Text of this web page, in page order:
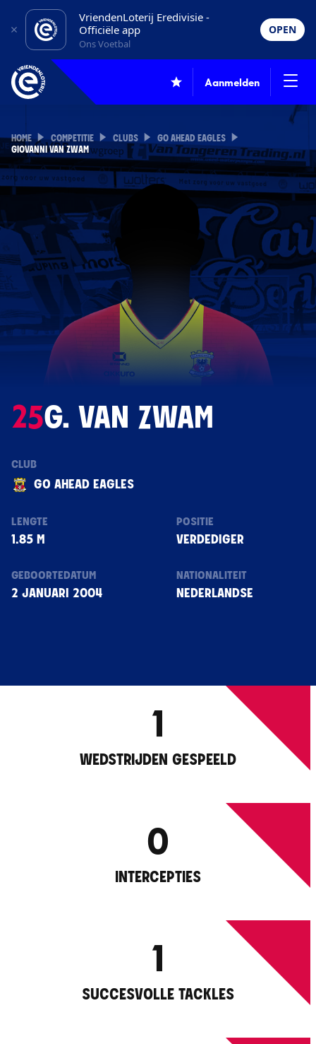
VriendenLoterij Eredivisie -
Officiële app
Ons Voetbal
OPEN
Aanmelden
HOME COMPETITIE CLUBS
GO AHEAD EAGLES
GIOVANNI VAN ZWAM
25G. VAN ZWAM
CLUB
GO AHEAD EAGLES
LENGTE
1.85 M
POSITIE
VERDEDIGER
GEBOORTEDATUM
2 JANUARI 2004
NATIONALITEIT
NEDERLANDSE
1
WEDSTRIJDEN GESPEELD
0
INTERCEPTIES
1
SUCCESVOLLE TACKLES